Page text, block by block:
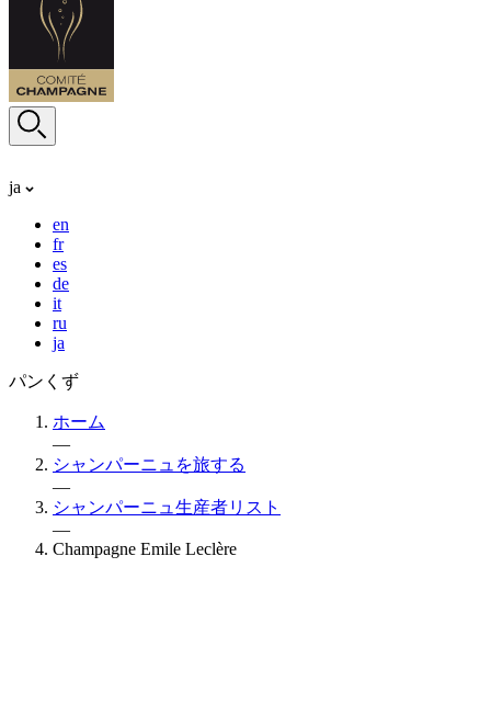
ja
en
fr
es
de
it
ru
ja
パンくず
ホーム
—
シャンパーニュを旅する
—
シャンパーニュ生産者リスト
—
Champagne Emile Leclère